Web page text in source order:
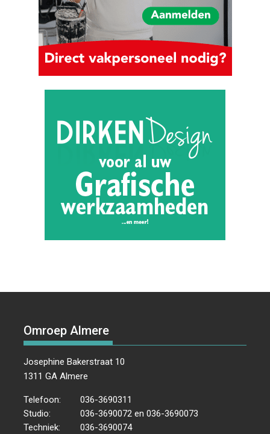
Omroep Almere
Josephine Bakerstraat 10
1311 GA Almere
Telefoon:
036-3690311
Studio:
036-3690072 en 036-3690073
Techniek:
036-3690074